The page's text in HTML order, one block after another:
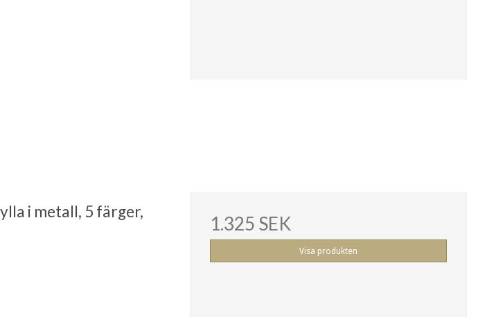
i metall, 5 färger,
1.325 SEK
Visa produkten